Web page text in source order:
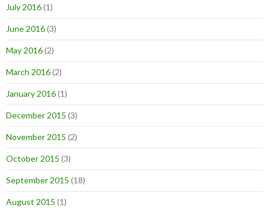
July 2016(1)
June 2016(3)
May 2016(2)
March 2016(2)
January 2016(1)
December 2015 (3)
November 2015 (2)
October 2015 (3)
September 2015 (18)
August 2015 (1)